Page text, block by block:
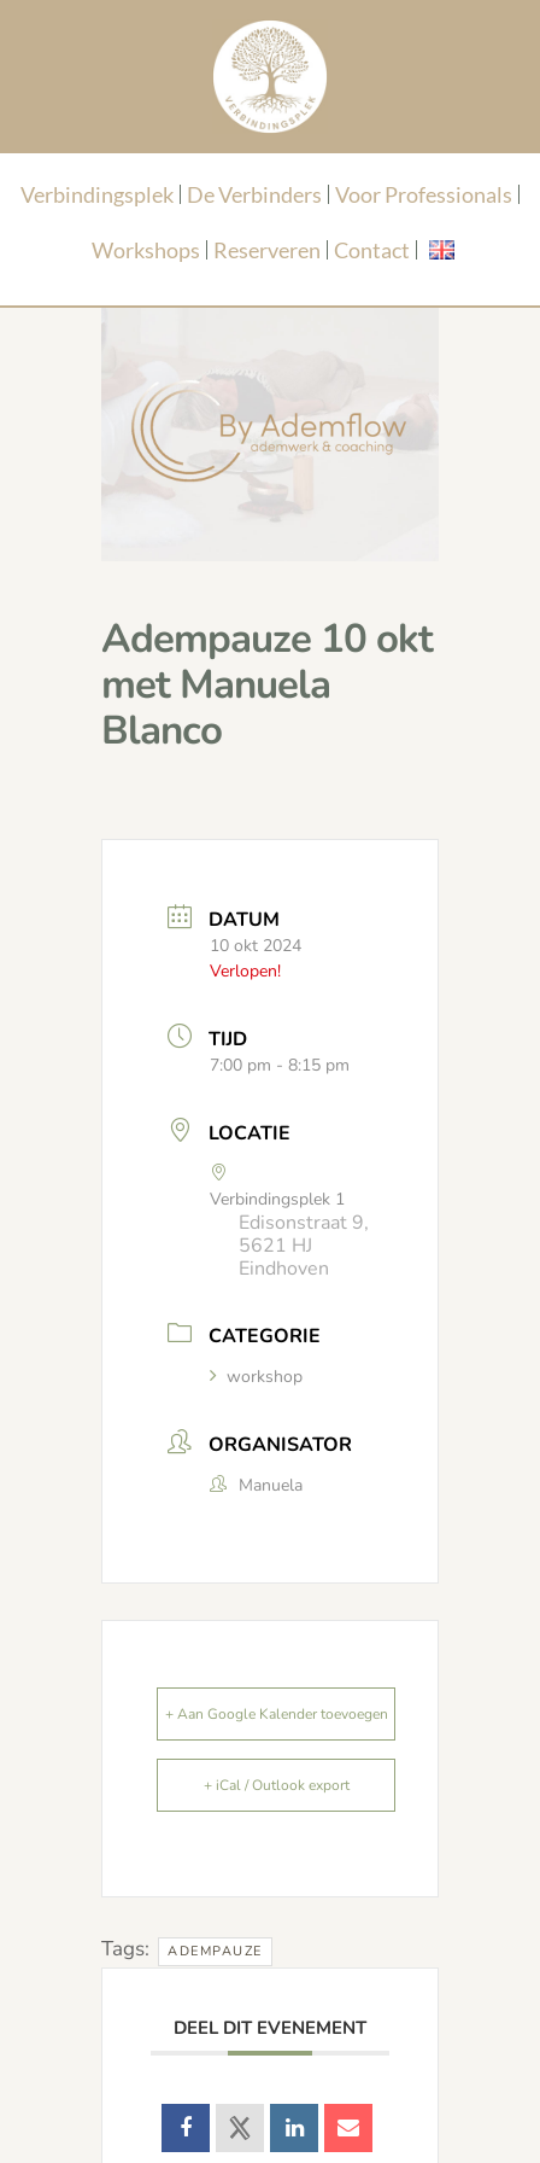
Verbindingsplek De Verbinders Voor Professionals
Workshops Reserveren Contact
Adempauze 10 okt
met Manuela
Blanco
DATUM
10 okt 2024
Verlopen!
TIJD
7:00 pm - 8:15 pm
LOCATIE
Verbindingsplek 1
Edisonstraat 9,
5621 HJ
Eindhoven
CATEGORIE
workshop
ORGANISATOR
Manuela
+ Aan Google Kalender toevoegen
+ iCal / Outlook export
Tags: ADEMPAUZE
DEEL DIT EVENEMENT